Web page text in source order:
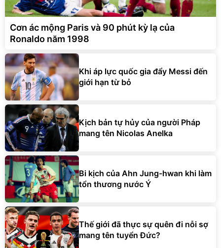
Cơn ác mộng Paris và 90 phút kỳ lạ của
Ronaldo năm 1998
Khi áp lực quốc gia đẩy Messi đến
giới hạn từ bỏ
Kịch bản tự hủy của người Pháp
mang tên Nicolas Anelka
Bi kịch của Ahn Jung-hwan khi làm
tổn thương nước Ý
Thế giới đã thực sự quên đi nỗi sợ
mang tên tuyển Đức?